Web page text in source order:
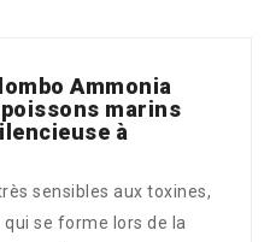
Ammonia
marins
à
sensibles aux toxines,
se forme lors de la